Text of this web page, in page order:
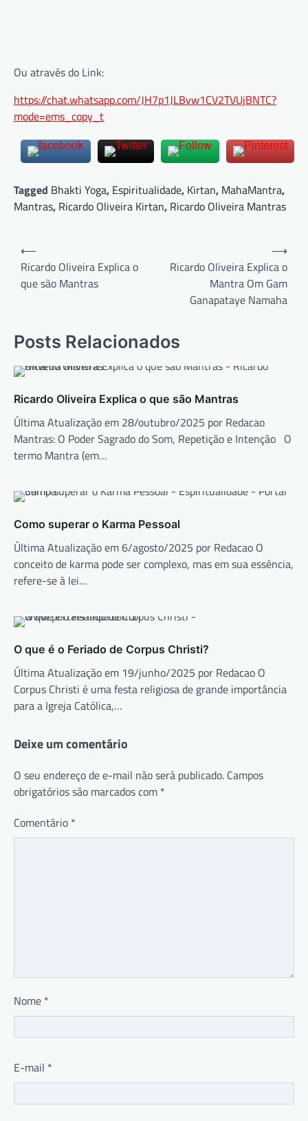
Ou através do Link:
https://chat.whatsapp.com/JH7p1JLBvw1CV2TVUjBNTC?
mode=ems_copy_t
Tagged Bhakti Yoga, Espiritualidade, Kirtan, MahaMantra,
Mantras, Ricardo Oliveira Kirtan, Ricardo Oliveira Mantras
Navegação
de
Post
⟵
Ricardo Oliveira Explica o
que são Mantras
Ricardo Oliveira Explica o
Mantra Om Gam
Ganapataye Namaha
⟶
Posts Relacionados
Ricardo Oliveira Explica o que são Mantras
Última Atualização em 28/outubro/2025 por Redacao
Mantras: O Poder Sagrado do Som, Repetição e Intenção O
termo Mantra (em…
Como superar o Karma Pessoal
Última Atualização em 6/agosto/2025 por Redacao O
conceito de karma pode ser complexo, mas em sua essência,
refere-se à lei…
O que é o Feriado de Corpus Christi?
Última Atualização em 19/junho/2025 por Redacao O
Corpus Christi é uma festa religiosa de grande importância
para a Igreja Católica,…
Deixe um comentário
O seu endereço de e-mail não será publicado. Campos
obrigatórios são marcados com *
Comentário *
Nome *
E-mail *